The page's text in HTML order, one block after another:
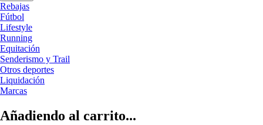
Rebajas
Fútbol
Lifestyle
Running
Equitación
Senderismo y Trail
Otros deportes
Liquidación
Marcas
Añadiendo al carrito...